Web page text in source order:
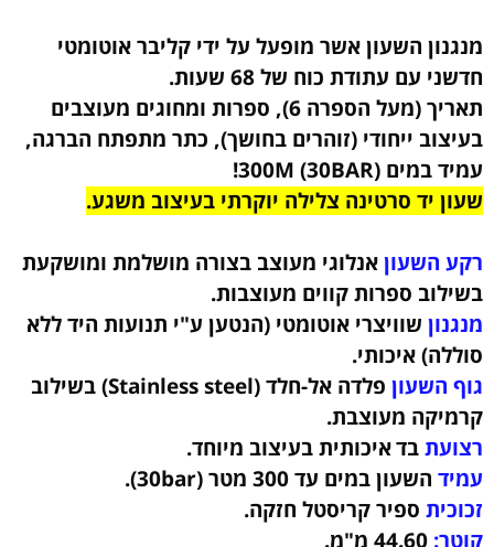
מנגנון השעון אשר מופעל על ידי קליבר אוטומטי
חדשני עם עתודת כוח של 68 שעות.
תאריך (מעל הספרה 6), ספרות ומחוגים מעוצבים
בעיצוב ייחודי (זוהרים בחושך), כתר מתפתח הברגה,
עמיד במים 300M (30BAR)!
שעון יד סרטינה צלילה יוקרתי בעיצוב משגע.
רקע השעוןאנלוגי מעוצב בצורה מושלמת ומושקעת
בשילוב ספרות קווים מעוצבות.
מנגנון שוויצרי אוטומטי (הנטען ע"י תנועות היד ללא
סוללה) איכותי.
גוף השעון
פלדה אל-חלד (Stainless steel) בשילוב
קרמיקה מעוצבת.
רצועתבדאיכותית בעיצוב מיוחד.
עמיד השעון במים עד 300 מטר (30bar)
.
זכוכית ספיר קריסטל חזקה.
קוטר: 44.60 מ"מ.